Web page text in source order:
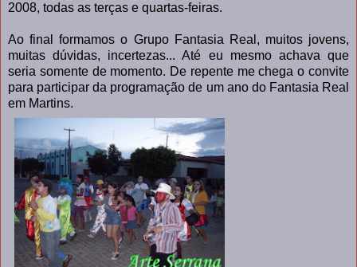
2008, todas as terças e quartas-feiras.
Ao final formamos o Grupo Fantasia Real, muitos jovens,
muitas dúvidas, incertezas... Até eu mesmo achava que
seria somente de momento. De repente me chega o convite
para participar da programação de um ano do Fantasia Real
em Martins.